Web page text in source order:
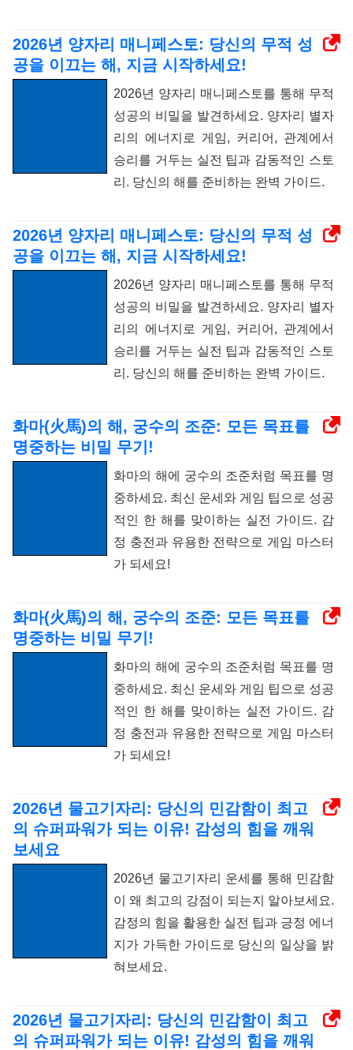
2026년 양자리 매니페스토: 당신의 무적 성
공을 이끄는 해, 지금 시작하세요!
2026년 양자리 매니페스토를 통해 무적
성공의 비밀을 발견하세요. 양자리 별자
리의 에너지로 게임, 커리어, 관계에서
승리를 거두는 실전 팁과 감동적인 스토
리. 당신의 해를 준비하는 완벽 가이드.
2026년 양자리 매니페스토: 당신의 무적 성
공을 이끄는 해, 지금 시작하세요!
2026년 양자리 매니페스토를 통해 무적
성공의 비밀을 발견하세요. 양자리 별자
리의 에너지로 게임, 커리어, 관계에서
승리를 거두는 실전 팁과 감동적인 스토
리. 당신의 해를 준비하는 완벽 가이드.
화마(火馬)의 해, 궁수의 조준: 모든 목표를
명중하는 비밀 무기!
화마의 해에 궁수의 조준처럼 목표를 명
중하세요. 최신 운세와 게임 팁으로 성공
적인 한 해를 맞이하는 실전 가이드. 감
정 충전과 유용한 전략으로 게임 마스터
가 되세요!
화마(火馬)의 해, 궁수의 조준: 모든 목표를
명중하는 비밀 무기!
화마의 해에 궁수의 조준처럼 목표를 명
중하세요. 최신 운세와 게임 팁으로 성공
적인 한 해를 맞이하는 실전 가이드. 감
정 충전과 유용한 전략으로 게임 마스터
가 되세요!
2026년 물고기자리: 당신의 민감함이 최고
의 슈퍼파워가 되는 이유! 감성의 힘을 깨워
보세요
2026년 물고기자리 운세를 통해 민감함
이 왜 최고의 강점이 되는지 알아보세요.
감정의 힘을 활용한 실전 팁과 긍정 에너
지가 가득한 가이드로 당신의 일상을 밝
혀보세요.
2026년 물고기자리: 당신의 민감함이 최고
의 슈퍼파워가 되는 이유! 감성의 힘을 깨워